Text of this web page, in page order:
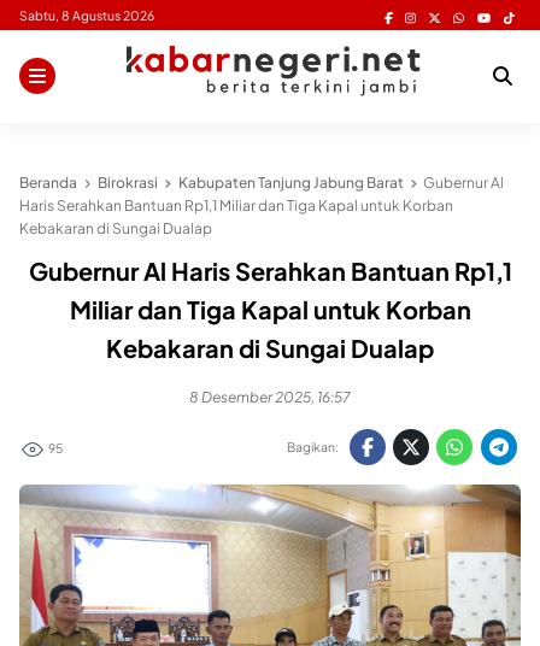
Skip
content
Sabtu, 8 Agustus 2026
Beranda Birokrasi Kabupaten Tanjung Jabung Barat
Gubernur Al
Haris Serahkan Bantuan Rp1,1 Miliar dan Tiga Kapal untuk Korban
Kebakaran di Sungai Dualap
Gubernur Al Haris Serahkan Bantuan Rp1,1
Miliar dan Tiga Kapal untuk Korban
Kebakaran di Sungai Dualap
8 Desember 2025, 16:57
95 Bagikan: